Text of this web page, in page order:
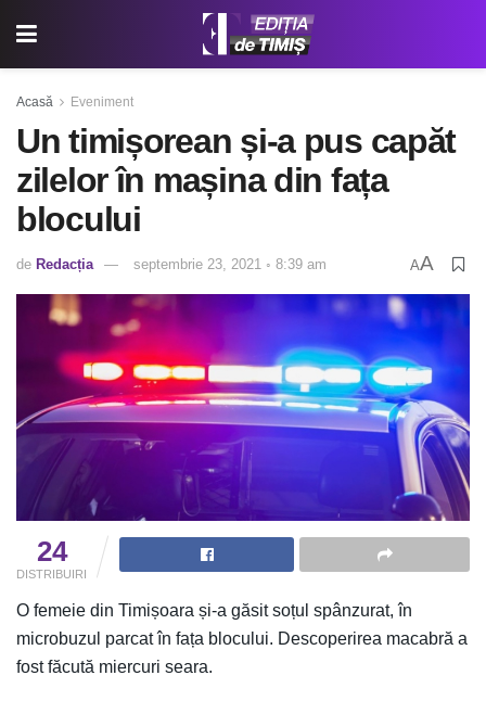
Acasă Eveniment
Un timișorean și-a pus capăt
zilelor în mașina din fața
blocului
de Redacția septembrie 23, 2021 ◦ 8:39 am AA
24
DISTRIBUIRI
O femeie din Timișoara și-a găsit soțul spânzurat, în
microbuzul parcat în fața blocului. Descoperirea macabră a
fost făcută miercuri seara.